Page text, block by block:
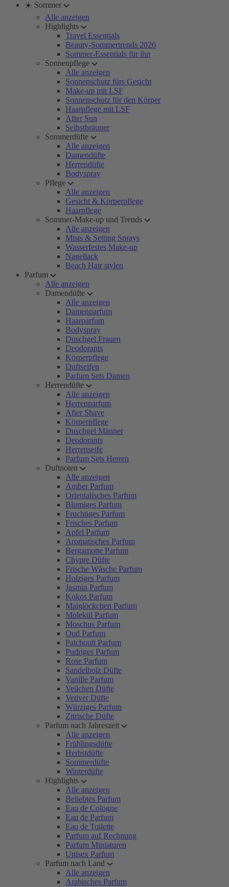
☀️ Sommer
Alle anzeigen
Highlights
Travel Essentials
Beauty-Sommertrends 2026
Sommer-Essentials für ihn
Sonnenpflege
Alle anzeigen
Sonnenschutz fürs Gesicht
Make-up mit LSF
Sonnenschutz für den Körper
Haarpflege mit LSF
After Sun
Selbstbräuner
Sommerdüfte
Alle anzeigen
Damendüfte
Herrendüfte
Bodyspray
Pflege
Alle anzeigen
Gesicht & Körperpflege
Haarpflege
Sommer-Make-up und Trends
Alle anzeigen
Mists & Setting Sprays
Wasserfestes Make-up
Nagellack
Beach Hair stylen
Parfum
Alle anzeigen
Damendüfte
Alle anzeigen
Damenparfum
Haarparfum
Bodyspray
Duschgel Frauen
Deodorants
Körperpflege
Duftseifen
Parfum Sets Damen
Herrendüfte
Alle anzeigen
Herrenparfum
After Shave
Körperpflege
Duschgel Männer
Deodorants
Herrenseife
Parfum Sets Herren
Duftnoten
Alle anzeigen
Amber Parfum
Orientalisches Parfum
Blumiges Parfum
Fruchtiges Parfum
Frisches Parfum
Apfel Parfum
Aromatisches Parfum
Bergamotte Parfum
Chypre Düfte
Frische Wäsche Parfum
Holziges Parfum
Jasmin Parfum
Kokos Parfum
Maiglöckchen Parfum
Molekül Parfum
Moschus Parfum
Oud Parfum
Patchouli Parfum
Pudriges Parfum
Rose Parfum
Sandelholz Düfte
Vanille Parfum
Veilchen Düfte
Vetiver Düfte
Würziges Parfum
Zitrische Düfte
Parfum nach Jahreszeit
Alle anzeigen
Frühlingsdüfte
Herbstdüfte
Sommerdüfte
Winterdüfte
Highlights
Alle anzeigen
Beliebtes Parfum
Eau de Cologne
Eau de Parfum
Eau de Toilette
Parfum auf Rechnung
Parfum Miniaturen
Unisex Parfum
Parfum nach Land
Alle anzeigen
Arabisches Parfum